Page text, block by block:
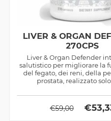
LIVER & ORGAN
270CPS
Liver & Organ Defender
salutistico per migliorare la
del fegato, dei reni, della
prostata, realizzato solo
€59,00 €